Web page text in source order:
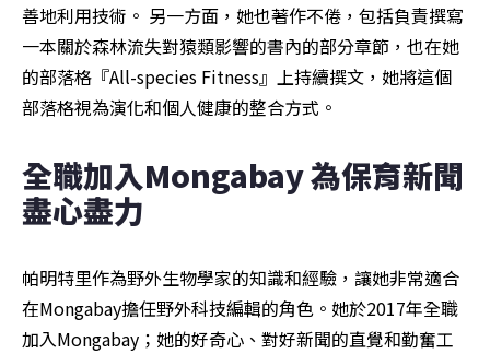
善地利用技術。 另一方面，她也著作不倦，包括負責撰寫
一本關於森林流失對猿類影響的書內的部分章節，也在她
的部落格『All-species Fitness』上持續撰文，她將這個
部落格視為演化和個人健康的整合方式。
全職加入Mongabay 為保育新聞
盡心盡力
帕明特里作為野外生物學家的知識和經驗，讓她非常適合
在Mongabay擔任野外科技編輯的角色。她於2017年全職
加入Mongabay；她的好奇心、對好新聞的直覺和勤奮工